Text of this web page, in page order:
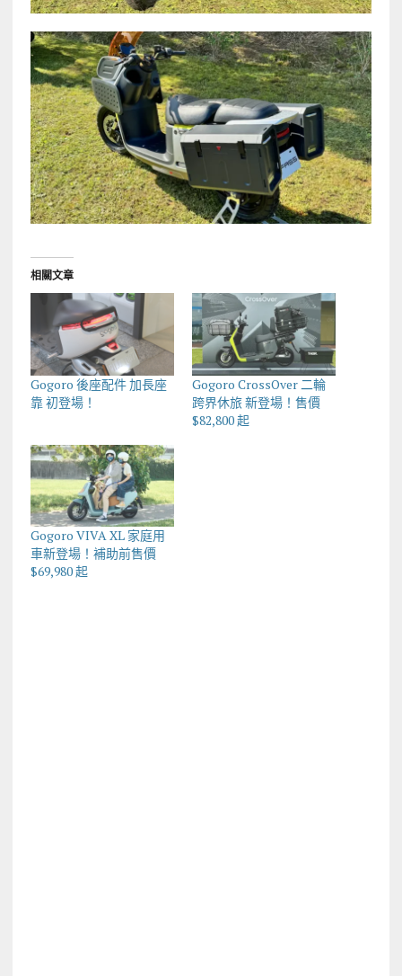
相關文章
Gogoro 後座配件 加長座
靠 初登場！
Gogoro CrossOver 二輪
跨界休旅 新登場！售價
$82,800 起
Gogoro VIVA XL 家庭用
車新登場！補助前售價
$69,980 起